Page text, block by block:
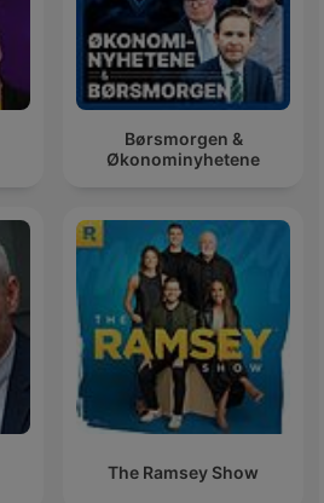
Børsmorgen &
Økonominyhetene
The Ramsey Show